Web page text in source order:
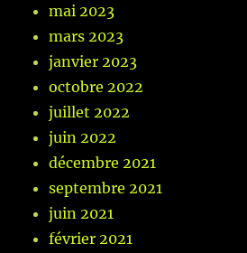
mai 2023
mars 2023
janvier 2023
octobre 2022
juillet 2022
juin 2022
décembre 2021
septembre 2021
juin 2021
février 2021